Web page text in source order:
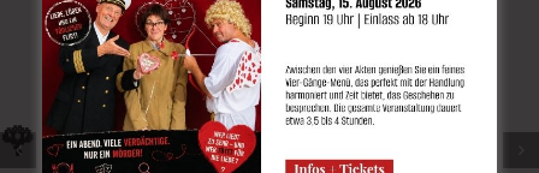
🌹 Wurzelnackt-